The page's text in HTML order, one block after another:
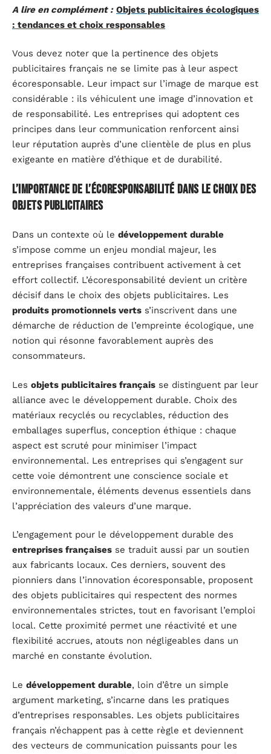
A lire en complément : Objets publicitaires écologiques
: tendances et choix responsables
Vous devez noter que la pertinence des objets
publicitaires français ne se limite pas à leur aspect
écoresponsable. Leur impact sur l’image de marque est
considérable : ils véhiculent une image d’innovation et
de responsabilité. Les entreprises qui adoptent ces
principes dans leur communication renforcent ainsi
leur réputation auprès d’une clientèle de plus en plus
exigeante en matière d’éthique et de durabilité.
L’importance de l’écoresponsabilité dans le choix des
objets publicitaires
Dans un contexte où le développement durable
s’impose comme un enjeu mondial majeur, les
entreprises françaises contribuent activement à cet
effort collectif. L’écoresponsabilité devient un critère
décisif dans le choix des objets publicitaires. Les
produits promotionnels verts s’inscrivent dans une
démarche de réduction de l’empreinte écologique, une
notion qui résonne favorablement auprès des
consommateurs.
Les objets publicitaires français se distinguent par leur
alliance avec le développement durable. Choix des
matériaux recyclés ou recyclables, réduction des
emballages superflus, conception éthique : chaque
aspect est scruté pour minimiser l’impact
environnemental. Les entreprises qui s’engagent sur
cette voie démontrent une conscience sociale et
environnementale, éléments devenus essentiels dans
l’appréciation des valeurs d’une marque.
L’engagement pour le développement durable des
entreprises françaises se traduit aussi par un soutien
aux fabricants locaux. Ces derniers, souvent des
pionniers dans l’innovation écoresponsable, proposent
des objets publicitaires qui respectent des normes
environnementales strictes, tout en favorisant l’emploi
local. Cette proximité permet une réactivité et une
flexibilité accrues, atouts non négligeables dans un
marché en constante évolution.
Le développement durable, loin d’être un simple
argument marketing, s’incarne dans les pratiques
d’entreprises responsables. Les objets publicitaires
français n’échappent pas à cette règle et deviennent
des vecteurs de communication puissants pour les